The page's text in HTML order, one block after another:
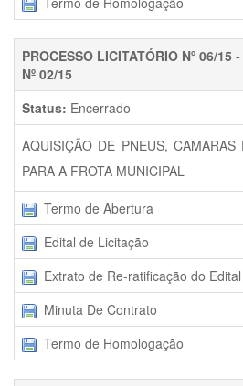
PROCESSO LICITATÓRIO Nº 06/15
Nº 02/15
Status: Encerrado
AQUISIÇÃO DE PNEUS,
PARA A FROTA MUNICIPAL
Termo de Abertura
Edital de Licitação
Extrato de Re-ratificação do Edital
Minuta De Contrato
Termo de Homologação